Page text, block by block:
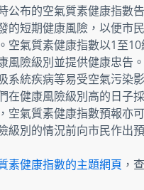
公布的空氣質素健康指數
的短期健康風險，以便市
空氣質素健康指數以1至
風險級別並提供健康忠告
系統疾病等易受空氣污染
在健康風險級別高的日子
空氣質素健康指數預報亦
級別的情況前向市民作出
素健康指數的主題網頁 ，